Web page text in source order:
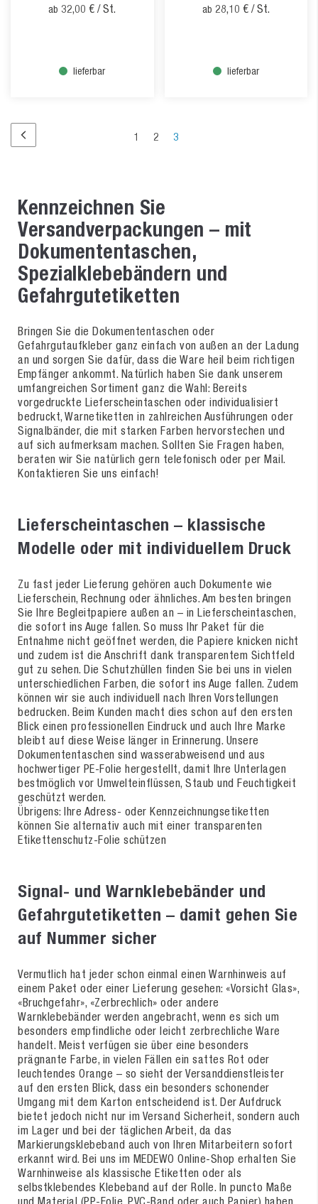
ab 32,00 € / St.
lieferbar
ab 28,10 € / St.
lieferbar
Seite
Vorherige
Seite
1 Seite
2
Sie
3
Kennzeichnen Sie
Versandverpackungen – mit
Dokumententaschen,
Spezialklebebändern und
Gefahrgutetiketten
Bringen Sie die Dokumententaschen oder
Gefahrgutaufkleber ganz einfach von außen an der Ladung
an und sorgen Sie dafür, dass die Ware heil beim richtigen
Empfänger ankommt. Natürlich haben Sie dank unserem
umfangreichen Sortiment ganz die Wahl: Bereits
vorgedruckte Lieferscheintaschen oder individualisiert
bedruckt, Warnetiketten in zahlreichen Ausführungen oder
Signalbänder, die mit starken Farben hervorstechen und
auf sich aufmerksam machen. Sollten Sie Fragen haben,
beraten wir Sie natürlich gern telefonisch oder per Mail.
Kontaktieren Sie uns einfach!
Lieferscheintaschen – klassische
Modelle oder mit individuellem Druck
Zu fast jeder Lieferung gehören auch Dokumente wie
Lieferschein, Rechnung oder ähnliches. Am besten bringen
Sie Ihre Begleitpapiere außen an – in Lieferscheintaschen,
die sofort ins Auge fallen. So muss Ihr Paket für die
Entnahme nicht geöffnet werden, die Papiere knicken nicht
und zudem ist die Anschrift dank transparentem Sichtfeld
gut zu sehen. Die Schutzhüllen finden Sie bei uns in vielen
unterschiedlichen Farben, die sofort ins Auge fallen. Zudem
können wir sie auch individuell nach Ihren Vorstellungen
bedrucken. Beim Kunden macht dies schon auf den ersten
Blick einen professionellen Eindruck und auch Ihre Marke
bleibt auf diese Weise länger in Erinnerung. Unsere
Dokumententaschen sind wasserabweisend und aus
hochwertiger PE-Folie hergestellt, damit Ihre Unterlagen
bestmöglich vor Umwelteinflüssen, Staub und Feuchtigkeit
geschützt werden.
Übrigens: Ihre Adress- oder Kennzeichnungsetiketten
können Sie alternativ auch mit einer transparenten
Etikettenschutz-Folie schützen
Signal- und Warnklebebänder und
Gefahrgutetiketten – damit gehen Sie
auf Nummer sicher
Vermutlich hat jeder schon einmal einen Warnhinweis auf
einem Paket oder einer Lieferung gesehen: «Vorsicht Glas»,
«Bruchgefahr», «Zerbrechlich» oder andere
Warnklebebänder werden angebracht, wenn es sich um
besonders empfindliche oder leicht zerbrechliche Ware
handelt. Meist verfügen sie über eine besonders
prägnante Farbe, in vielen Fällen ein sattes Rot oder
leuchtendes Orange – so sieht der Versanddienstleister
auf den ersten Blick, dass ein besonders schonender
Umgang mit dem Karton entscheidend ist. Der Aufdruck
bietet jedoch nicht nur im Versand Sicherheit, sondern auch
im Lager und bei der täglichen Arbeit, da das
Markierungsklebeband auch von Ihren Mitarbeitern sofort
erkannt wird. Bei uns im MEDEWO Online-Shop erhalten Sie
Warnhinweise als klassische Etiketten oder als
selbstklebendes Klebeband auf der Rolle. In puncto Maße
und Material (PP-Folie, PVC-Band oder auch Papier) haben